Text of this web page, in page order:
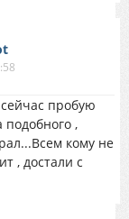
пробую
,
кому не
, достали с